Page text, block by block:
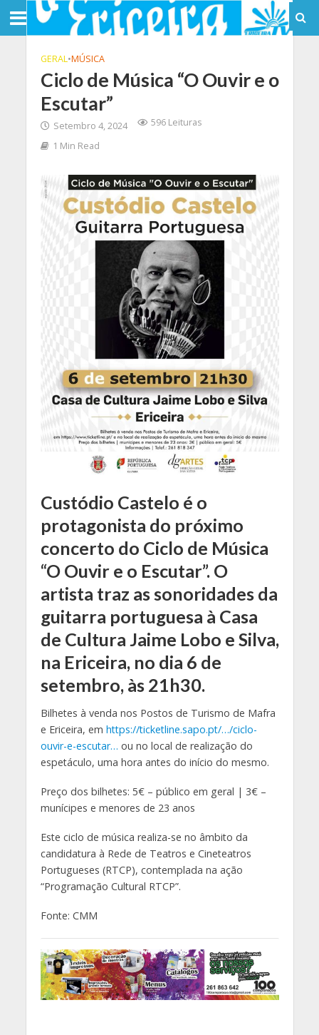
GERAL•MÚSICA
Ciclo de Música “O Ouvir e o
Escutar”
Setembro 4, 2024
596 Leituras
1 Min Read
Custódio Castelo é o
protagonista do próximo
concerto do Ciclo de Música
“O Ouvir e o Escutar”. O
artista traz as sonoridades da
guitarra portuguesa à Casa
de Cultura Jaime Lobo e Silva,
na Ericeira, no dia 6 de
setembro, às 21h30.
Bilhetes à venda nos Postos de Turismo de Mafra
e Ericeira, em https://ticketline.sapo.pt/…/ciclo-
ouvir-e-escutar… ou no local de realização do
espetáculo, uma hora antes do início do mesmo.
Preço dos bilhetes: 5€ – público em geral | 3€ –
munícipes e menores de 23 anos
Este ciclo de música realiza-se no âmbito da
candidatura à Rede de Teatros e Cineteatros
Portugueses (RTCP), contemplada na ação
“Programação Cultural RTCP”.
Fonte: CMM